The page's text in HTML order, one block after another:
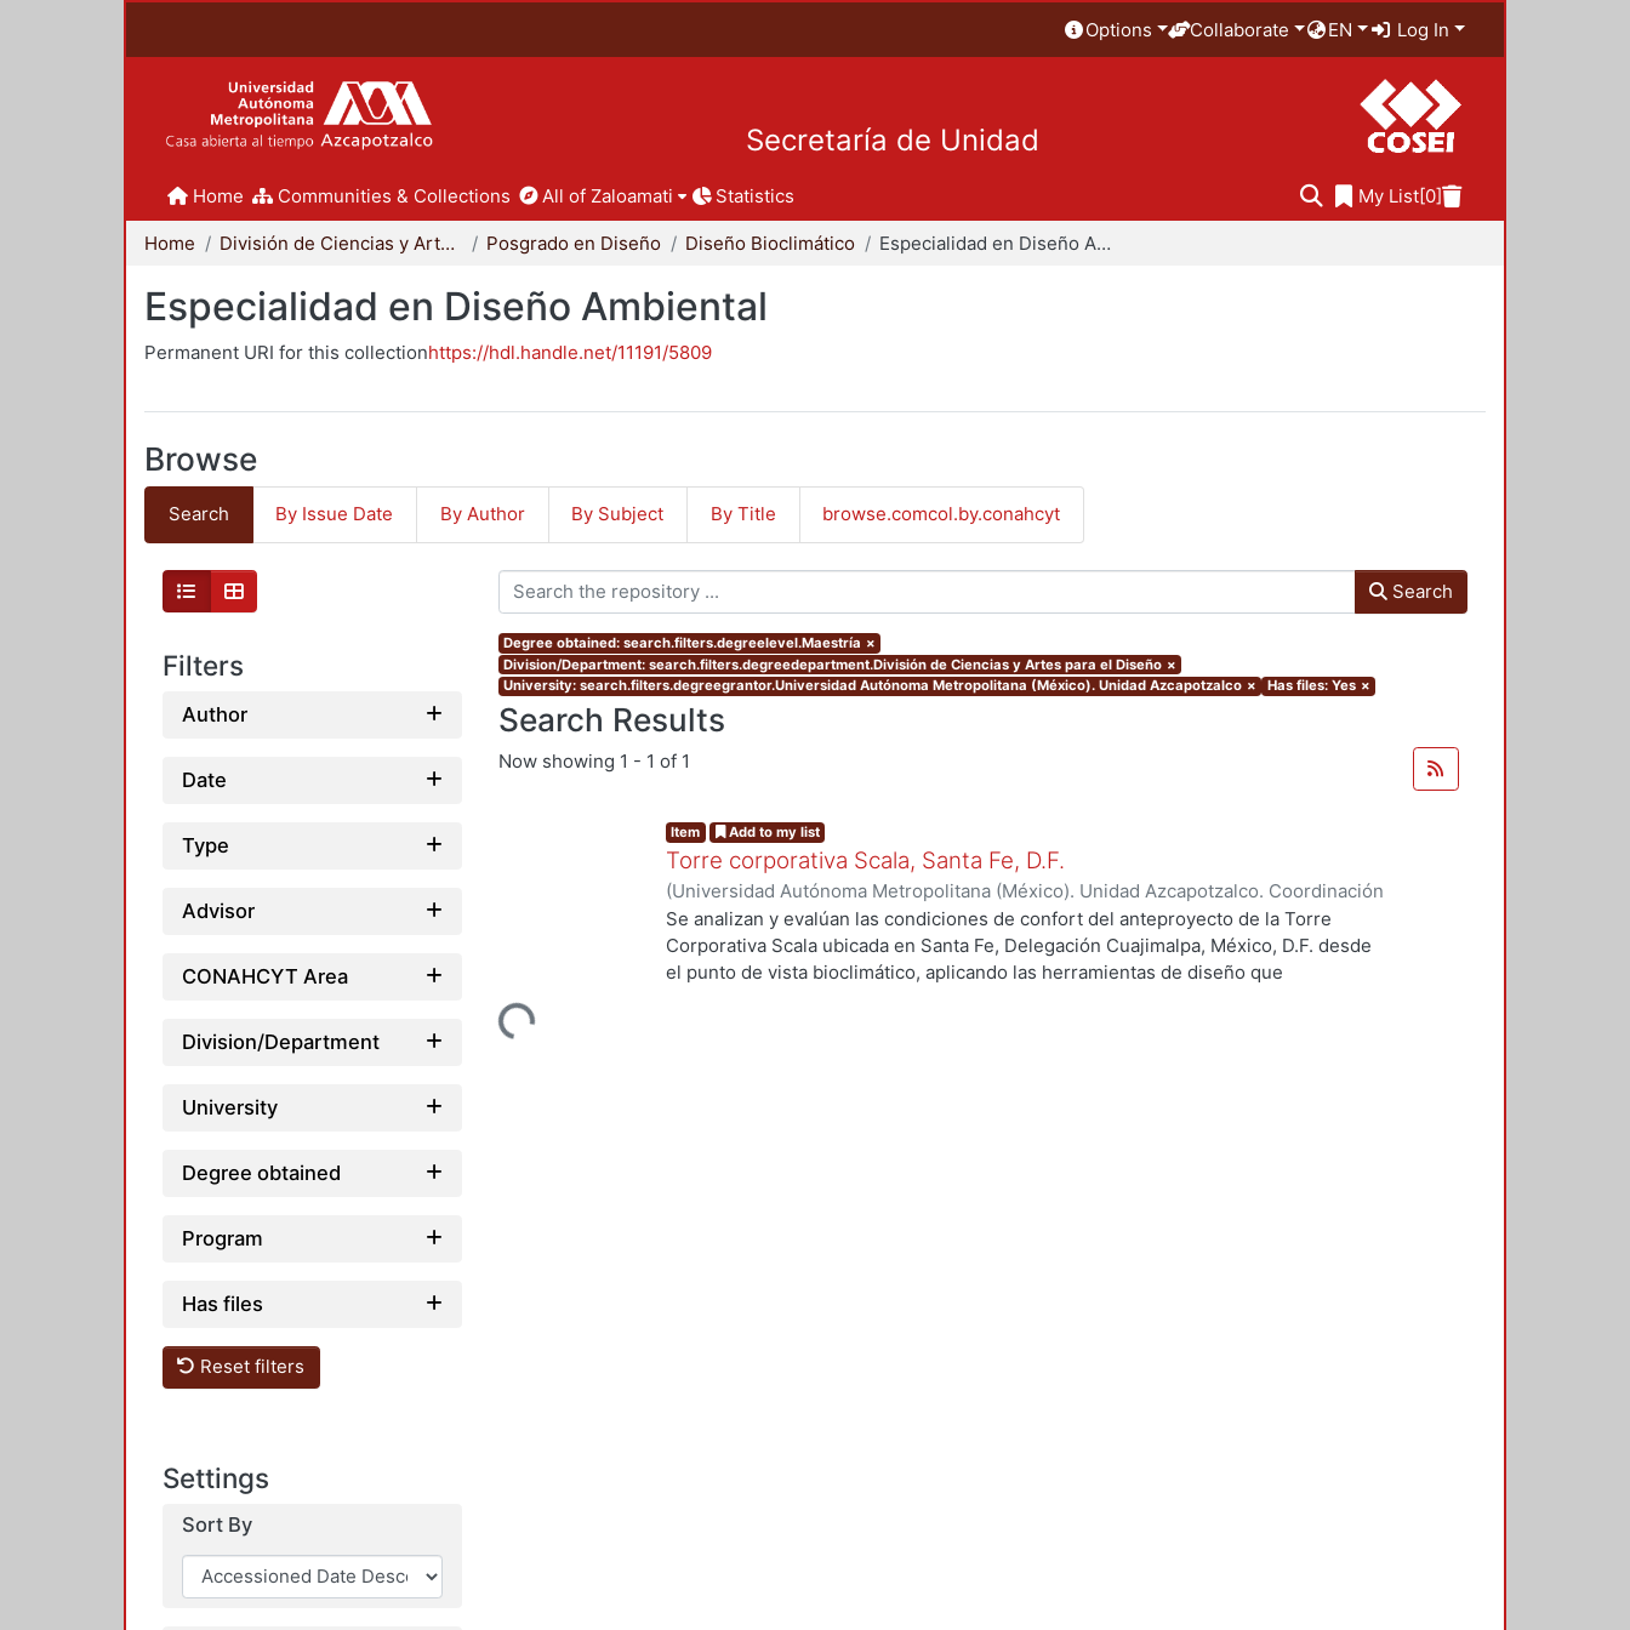
Options Collaborate EN Log In
Secretaría de Unidad
Home Communities & Collections All of Zaloamati Statistics My List[0]
Home División de Ciencias y Artes para el Diseño Posgrado en Diseño Diseño Bioclimático Especialidad en Diseño Ambiental
Especialidad en Diseño Ambiental
Permanent URI for this collectionhttps://hdl.handle.net/11191/5809
Browse
Search By Issue Date By Author By Subject By Title browse.comcol.by.conahcyt
Filters
Author
Date
Type
Advisor
CONAHCYT Area
Division/Department
University
Degree obtained
Program
Has files
Reset filters
Settings
Sort By
Search
Degree obtained: search.filters.degreelevel.Maestría ×
Division/Department: search.filters.degreedepartment.División de Ciencias y Artes para el Diseño ×
University: search.filters.degreegrantor.Universidad Autónoma Metropolitana (México). Unidad Azcapotzalco × Has files: Yes ×
Search Results
Now showing 1 - 1 of 1
Loading...
Item Add to my list
Torre corporativa Scala, Santa Fe, D.F.
(Universidad Autónoma Metropolitana (México). Unidad Azcapotzalco. Coordinación
de Servicios de Información.,1999)Corro Eguia, Guillermo Heriberto
Se analizan y evalúan las condiciones de confort del anteproyecto de la Torre
Corporativa Scala ubicada en Santa Fe, Delegación Cuajimalpa, México, D.F. desde
el punto de vista bioclimático, aplicando las herramientas de diseño que